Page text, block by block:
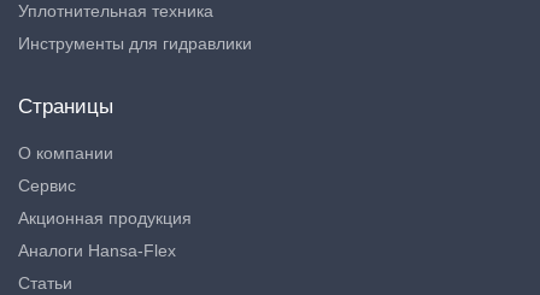
Уплотнительная техника
Инструменты для гидравлики
Страницы
О компании
Сервис
Акционная продукция
Аналоги Hansa-Flex
Статьи